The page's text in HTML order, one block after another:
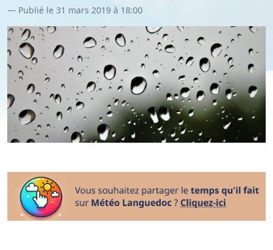
Publié le 31 mars 2019 à 18:00